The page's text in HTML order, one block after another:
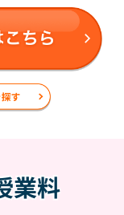
業料